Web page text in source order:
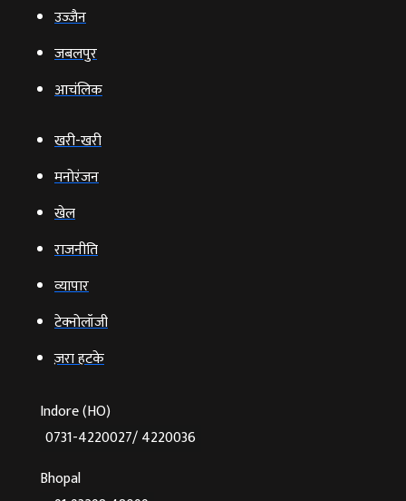
उज्‍जैन
जबलपुर
आचंलिक
खरी-खरी
मनोरंजन
खेल
राजनीति
व्‍यापार
टेक्‍नोलॉजी
ज़रा हटके
Indore (HO)
0731-4220027/ 4220036
Bhopal